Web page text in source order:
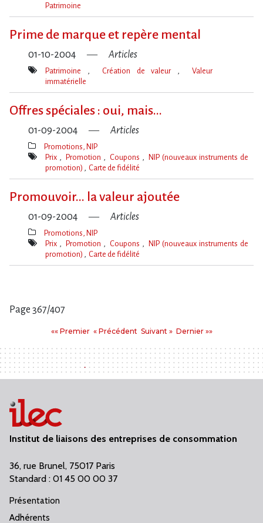
Mot(s)-
Patrimoine
Prime de marque et repère mental
01-10-2004 Articles
Mot(s)-
Patrimoine Création de valeur
Valeur
immatérielle
Offres spéciales : oui, mais...
01-09-2004 Articles
Thèmes(s)
Promotions, NIP
Mot(s)-
Prix Promotion Coupons
NIP (nouveaux instruments de
promotion)
Carte de fidélité
Promouvoir... la valeur ajoutée
01-09-2004 Articles
Thèmes(s)
Promotions, NIP
Mot(s)-
Prix Promotion Coupons
NIP (nouveaux instruments de
promotion)
Carte de fidélité
Page 367/407
«« PremierPremier
« PrécédentPrécédent
Suivant
Suivant » Dernier
Dernier »»
Institut de liaisons des entreprises de consommation
36, rue Brunel, 75017 Paris
Standard : 01 45 00 00 37
Présentation
Adhérents